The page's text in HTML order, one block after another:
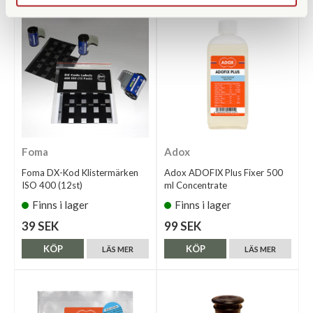
Foma
Foma DX-Kod Klistermärken
ISO 400 (12st)
Finns i lager
39 SEK
LÄS MER
KÖP
Adox
Adox ADOFIX Plus Fixer 500
ml Concentrate
Finns i lager
99 SEK
LÄS MER
KÖP